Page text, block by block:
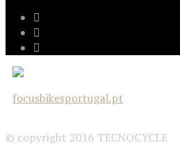
© copyright 2016 TECNOCYCLE